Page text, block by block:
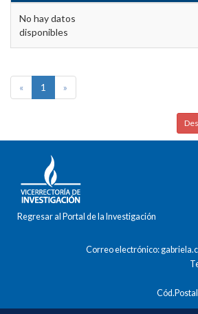
No hay datos
disponibles
« 1 »
Regresar al Portal de la Investigación
Correo electrónico: